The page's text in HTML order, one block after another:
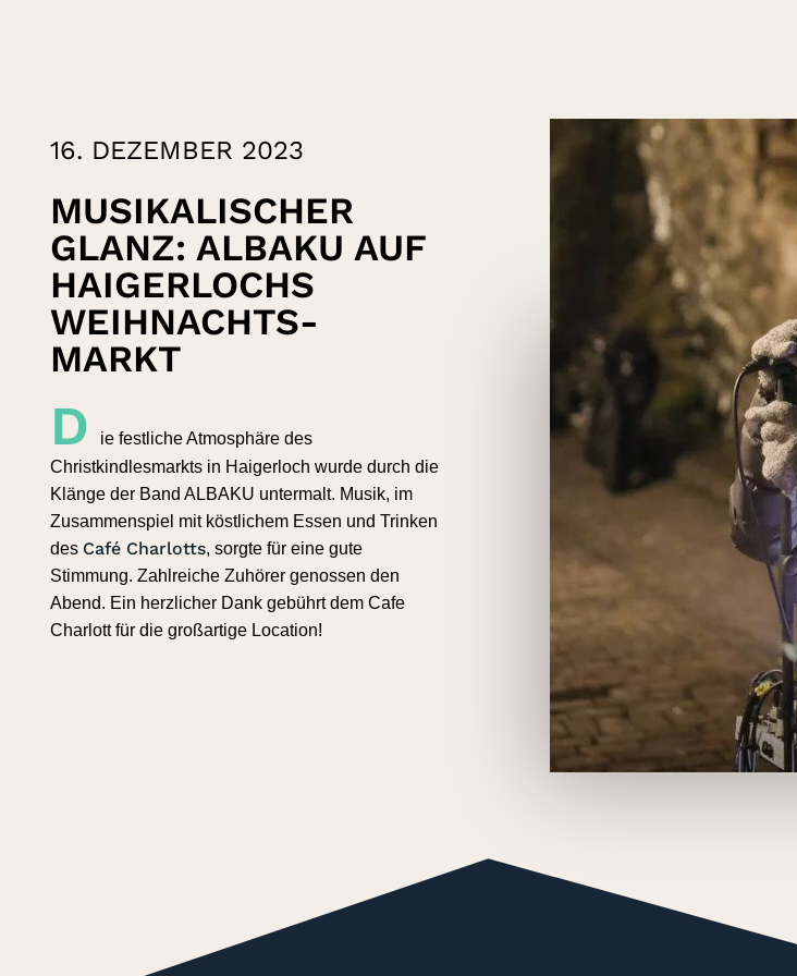
16. DEZEMBER 2023
MUSIKALISCHER
GLANZ: ALBAKU AUF
HAIGERLOCHS
WEIHNACHTS-
MARKT
D
ie festliche Atmosphäre des
Christkindlesmarkts in Haigerloch wurde durch die
Klänge der Band ALBAKU untermalt. Musik, im
Zusammenspiel mit köstlichem Essen und Trinken
des Café Charlotts, sorgte für eine gute
Stimmung. Zahlreiche Zuhörer genossen den
Abend. Ein herzlicher Dank gebührt dem Cafe
Charlott für die großartige Location!